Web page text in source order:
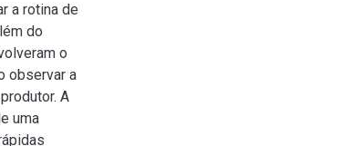
a rotina de
do
o
observar a
A
uma